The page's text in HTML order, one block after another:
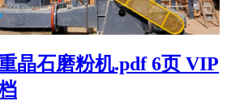
晶石磨粉机.pdf 6页 VIP